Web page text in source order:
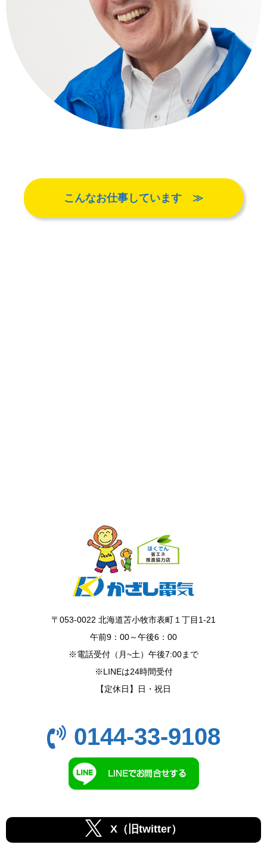
こんなお仕事しています ≫
〒053-0022 北海道苫小牧市表町１丁目1-21
午前9：00～午後6：00
※電話受付（月~土）午後7:00まで
※LINEは24時間受付
【定休日】日・祝日
0144-33-9108
X（旧twitter）